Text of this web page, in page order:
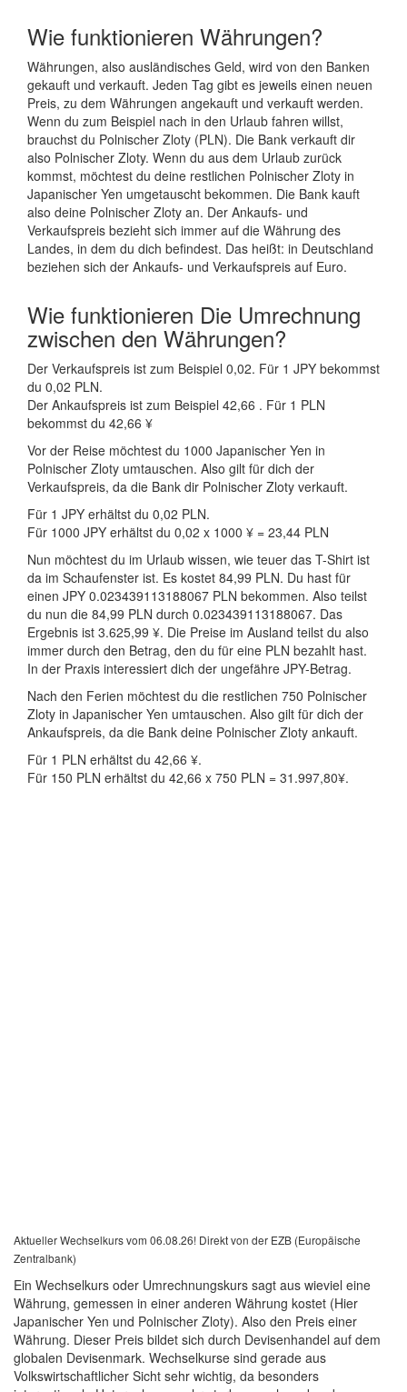
Wie funktionieren Währungen?
Währungen, also ausländisches Geld, wird von den Banken
gekauft und verkauft. Jeden Tag gibt es jeweils einen neuen
Preis, zu dem Währungen angekauft und verkauft werden.
Wenn du zum Beispiel nach in den Urlaub fahren willst,
brauchst du Polnischer Zloty (PLN). Die Bank verkauft dir
also Polnischer Zloty. Wenn du aus dem Urlaub zurück
kommst, möchtest du deine restlichen Polnischer Zloty in
Japanischer Yen umgetauscht bekommen. Die Bank kauft
also deine Polnischer Zloty an. Der Ankaufs- und
Verkaufspreis bezieht sich immer auf die Währung des
Landes, in dem du dich befindest. Das heißt: in Deutschland
beziehen sich der Ankaufs- und Verkaufspreis auf Euro.
Wie funktionieren Die Umrechnung
zwischen den Währungen?
Der Verkaufspreis ist zum Beispiel 0,02. Für 1 JPY bekommst
du 0,02 PLN.
Der Ankaufspreis ist zum Beispiel 42,66 . Für 1 PLN
bekommst du 42,66 ¥
Vor der Reise möchtest du 1000 Japanischer Yen in
Polnischer Zloty umtauschen. Also gilt für dich der
Verkaufspreis, da die Bank dir Polnischer Zloty verkauft.
Für 1 JPY erhältst du 0,02 PLN.
Für 1000 JPY erhältst du 0,02 x 1000 ¥ = 23,44 PLN
Nun möchtest du im Urlaub wissen, wie teuer das T-Shirt ist
da im Schaufenster ist. Es kostet 84,99 PLN. Du hast für
einen JPY 0.023439113188067 PLN bekommen. Also teilst
du nun die 84,99 PLN durch 0.023439113188067. Das
Ergebnis ist 3.625,99 ¥. Die Preise im Ausland teilst du also
immer durch den Betrag, den du für eine PLN bezahlt hast.
In der Praxis interessiert dich der ungefähre JPY-Betrag.
Nach den Ferien möchtest du die restlichen 750 Polnischer
Zloty in Japanischer Yen umtauschen. Also gilt für dich der
Ankaufspreis, da die Bank deine Polnischer Zloty ankauft.
Für 1 PLN erhältst du 42,66 ¥.
Für 150 PLN erhältst du 42,66 x 750 PLN = 31.997,80¥.
Aktueller Wechselkurs vom 06.08.26! Direkt von der EZB (Europäische
Zentralbank)
Ein Wechselkurs oder Umrechnungskurs sagt aus wieviel eine
Währung, gemessen in einer anderen Währung kostet (Hier
Japanischer Yen und Polnischer Zloty). Also den Preis einer
Währung. Dieser Preis bildet sich durch Devisenhandel auf dem
globalen Devisenmark. Wechselkurse sind gerade aus
Volkswirtschaftlicher Sicht sehr wichtig, da besonders